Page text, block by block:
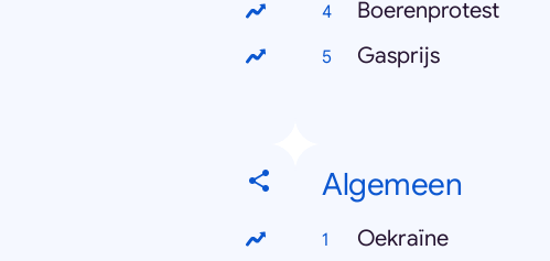
Boerenprotest
Gasprijs
Algemeen
Oekraïne